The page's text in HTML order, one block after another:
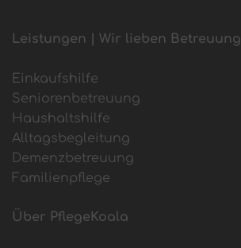
Leistungen | Wir lieben Betreuung
Einkaufshilfe
Seniorenbetreuung
Haushaltshilfe
Alltagsbegleitung
Demenzbetreuung
Familienpflege
Über PflegeKoala